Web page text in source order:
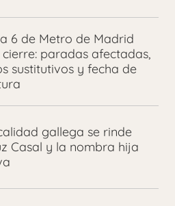
6 de Metro de Madrid
paradas afectadas,
sustitutivos y fecha de
gallega se rinde
Casal y la nombra hija